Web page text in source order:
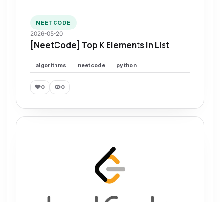
NEETCODE
2026-05-20
[NeetCode] Top K Elements In List
algorithms neetcode python
0 0